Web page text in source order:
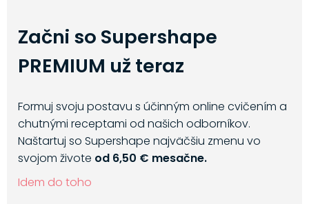
Začni so Supershape
PREMIUM už teraz
Formuj svoju postavu s účinným online cvičením a
chutnými receptami od našich odborníkov.
Naštartuj so Supershape najväčšiu zmenu vo
svojom živote od 6,50 € mesačne.
Idem do toho